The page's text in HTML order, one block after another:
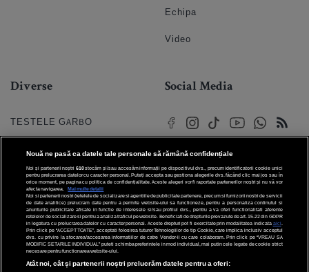
Echipa
Video
Diverse
TESTELE GARBO
HOROSCOP
HOROSCOPUL IUBIRII
FORUMURI
TRATAMENTE NATURISTE
DICTIONARE NUME
Social Media
© 2026 Internet Corp SRL
Toate drepturile rezervate
Nouă ne pasă ca datele tale personale să rămână confidențiale
Noi și partenerii noștri 610stocăm și/sau accesăm informații pe dispozitivul dvs., precum identificatorii cookie unici
pentru prelucrarea datelor cu caracter personal. Puteți accepta sau gestiona alegerile dvs. făcând clic mai jos sau în
orice moment, pe pagina cu politica de confidențialitate. Aceste alegeri vor fi raportate partenerilor noștri și nu vă vor
afecta navigarea.
Mai multe detalii
Noi si partenerii nostri (retelele de socializare si agentiile de publicitate partenere, precum si furnizorii nostri de servicii
de date analitice) prelucram date pentru a permite website-ului sa functioneze, pentru a personaliza continutul si
anunturile publicitare afisate in functie de interesele si/sau profilul dvs., pentru a va oferi functionalitati aferente
retelelor de socializare si pentru a analiza traficul pe website. Beneficiati de drepturile prevazute de art. 15-22 din GDPR
in legatura cu prelucrarea datelor cu caracter personal. Aceste drepturi pot fi exercitate prin modalitatea indicata aici
Prin click pe “ACCEPT TOATE”, acceptati folosirea tuturor Tehnologiilor de tip Cookie, care implica inclusiv acceptul
dvs. cu privire la stocarea/accesarea informatiilor de catre Vendor-ii cu care colaboram. Prin click pe “VREAU SA
MODIFIC SETARILE INDIVIDUAL” puteti schimba preferintele in mod individual, mai putin cele legate de cookie strict
necesare pentru functionarea website-ului.
Atât noi, cât și partenerii noștri prelucrăm datele pentru a oferi: